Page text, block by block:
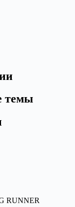
темы
RUNNER